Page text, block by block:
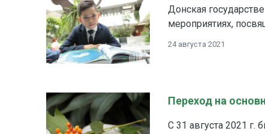
Донская
мероприятиях,
24 августа 2021
Переход на
С 31 августа 2021 г.